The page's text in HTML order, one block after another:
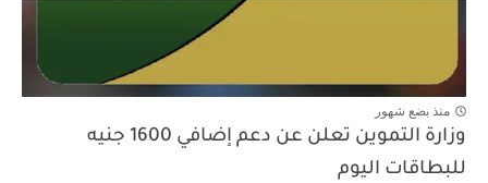
منذ بضع شهور
وزارة التموين تعلن عن دعم إضافي 1600 جنيه
للبطاقات اليوم